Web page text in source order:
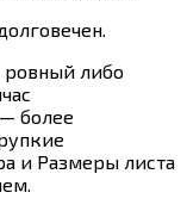
ровный либо
более
и Размеры листа